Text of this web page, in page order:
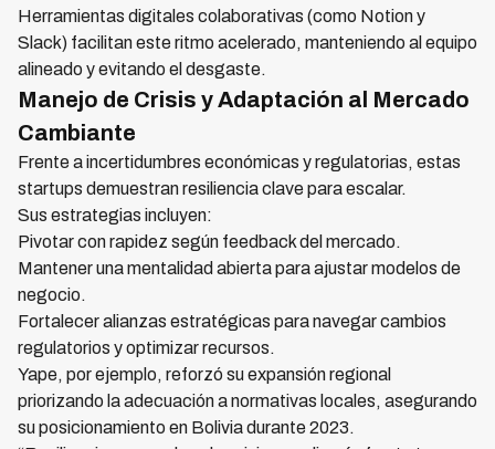
Herramientas digitales colaborativas (como Notion y
Slack) facilitan este ritmo acelerado, manteniendo al equipo
alineado y evitando el desgaste.
Manejo de Crisis y Adaptación al Mercado
Cambiante
Frente a incertidumbres económicas y regulatorias, estas
startups demuestran resiliencia clave para escalar.
Sus estrategias incluyen:
Pivotar con rapidez según feedback del mercado.
Mantener una mentalidad abierta para ajustar modelos de
negocio.
Fortalecer alianzas estratégicas para navegar cambios
regulatorios y optimizar recursos.
Yape, por ejemplo, reforzó su expansión regional
priorizando la adecuación a normativas locales, asegurando
su posicionamiento en Bolivia durante 2023.